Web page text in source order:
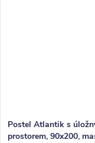
Postel Atlantik s
prostorem, 90x200,